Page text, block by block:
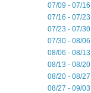
07/09 - 07/16
07/16 - 07/23
07/23 - 07/30
07/30 - 08/06
08/06 - 08/13
08/13 - 08/20
08/20 - 08/27
08/27 - 09/03